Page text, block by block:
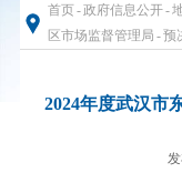
首页-政府信息公开-
区市场监督管理局 -预
2024年度武汉市